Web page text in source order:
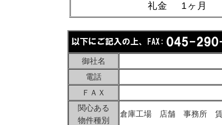
礼金 1ヶ月
御社名
電話
ＦＡＸ
関心ある
物件種別
倉庫工場 店舗 事務所